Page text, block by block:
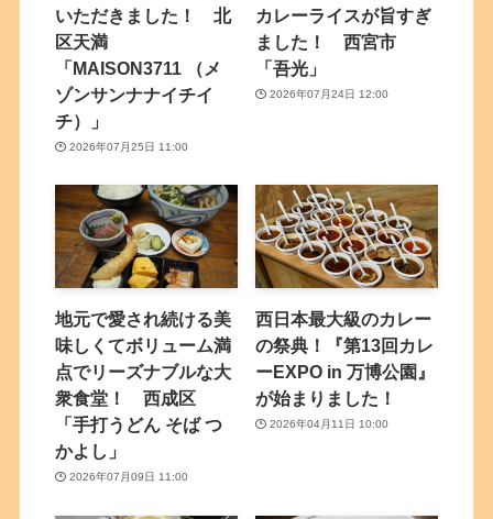
いただきました！ 北
区天満
「MAISON3711 （メ
ゾンサンナナイチイ
チ）」
2026年07月25日 11:00
カレーライスが旨すぎ
ました！ 西宮市
「吾光」
2026年07月24日 12:00
地元で愛され続ける美
味しくてボリューム満
点でリーズナブルな大
衆食堂！ 西成区
「手打うどん そば つ
かよし」
2026年07月09日 11:00
西日本最大級のカレー
の祭典！『第13回カレ
ーEXPO in 万博公園』
が始まりました！
2026年04月11日 10:00